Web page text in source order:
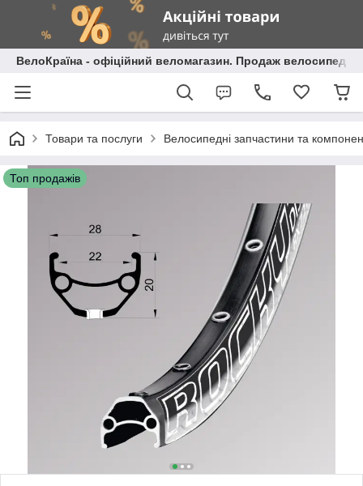
ВелоКраїна - офіційний веломагазин. Продаж велосипедів
Товари та послуги Велосипедні запчастини та
Топ продажів